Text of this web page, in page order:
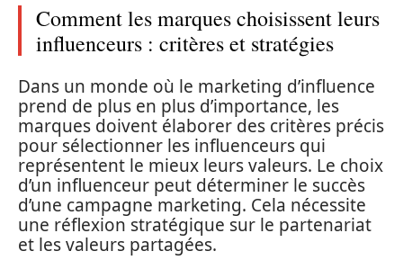
Comment les marques choisissent leurs
influenceurs : critères et stratégies
Dans un monde où le marketing d’influence
prend de plus en plus d’importance, les
marques doivent élaborer des critères précis
pour sélectionner les influenceurs qui
représentent le mieux leurs valeurs. Le choix
d’un influenceur peut déterminer le succès
d’une campagne marketing. Cela nécessite
une réflexion stratégique sur le partenariat
et les valeurs partagées.